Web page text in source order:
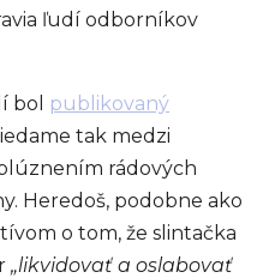
ľudí odborníkov
bol publikovaný
tak medzi
rádových
Heredoš, podobne ako
o tom, že slintačka
„likvidovať a oslabovať